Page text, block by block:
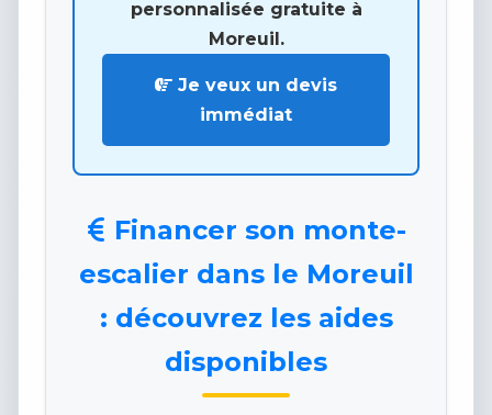
personnalisée gratuite à
Moreuil.
Je veux un devis
immédiat
Financer son monte-
escalier dans le Moreuil
: découvrez les aides
disponibles